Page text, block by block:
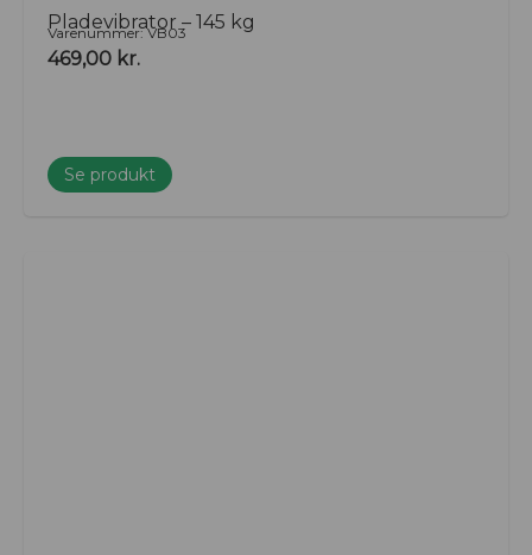
Pladevibrator – 145 kg
Varenummer: VB03
469,00 kr.
Se produkt